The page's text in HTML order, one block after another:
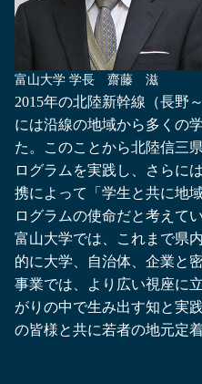
富山大学 学長 齋藤 滋
2015年の北陸新幹線（長野
には沿線の地域から多くの
た。このことから北陸信三
ログラムを実践し、さらに
携によって「学生と共に地
ログラムの使命だと考えてい
富山大学では、これまで県
的に大学、自治体、企業と
事業では、より広い視座に
がりの中で生み出す知と実
の皆様と共に若者の地元定